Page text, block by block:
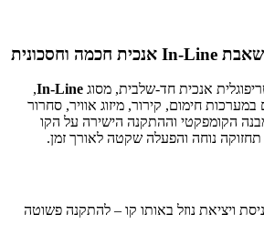
אנכית חד-שלבית, מסוג In-Line
,
במערכות חימום, קירור, מיזוג אוויר, סחרור
הקומפקטי וההתקנה הישירה על הקו
נוחה והפעלה שקטה לאורך זמן.
ויציאת נוזל באותו קו – להתקנה פשוטה